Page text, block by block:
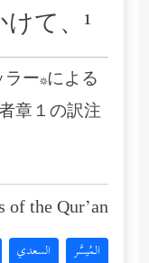
て、¹
ー*による
章１の訳注
the Qur’an:
المُيسَّر السعدي